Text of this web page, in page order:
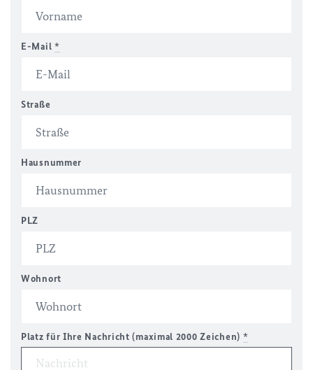
E-Mail *
Straße
Hausnummer
PLZ
Wohnort
Platz für Ihre Nachricht (maximal 2000 Zeichen) *